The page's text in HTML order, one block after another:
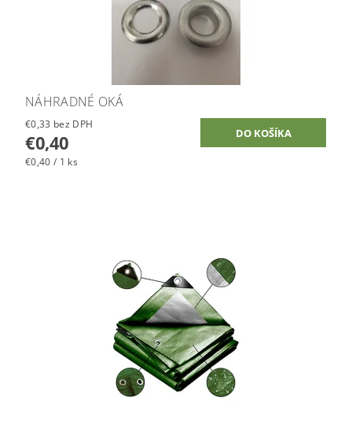
NÁHRADNÉ OKÁ
€0,33 bez DPH
€0,40
€0,40 / 1 ks